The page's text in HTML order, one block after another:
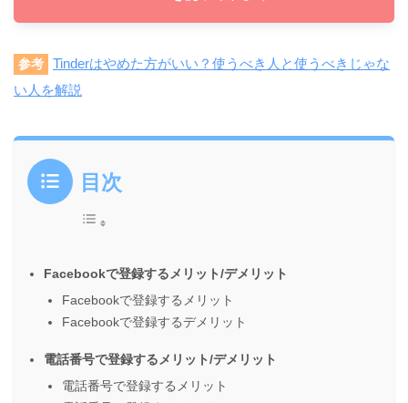
参考
Tinderはやめた方がいい？使うべき人と使うべきじゃな
い人を解説
目次
Facebookで登録するメリット/デメリット
Facebookで登録するメリット
Facebookで登録するデメリット
電話番号で登録するメリット/デメリット
電話番号で登録するメリット